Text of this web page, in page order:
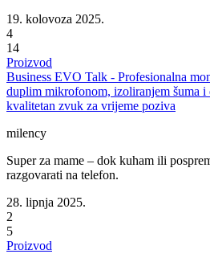
19. kolovoza 2025.
4
14
Proizvod
Business EVO Talk - Profesionalna
duplim mikrofonom, izoliranjem šuma i
kvalitetan zvuk za vrijeme poziva
milency
Super za mame – dok kuham ili
razgovarati na telefon.
28. lipnja 2025.
2
5
Proizvod